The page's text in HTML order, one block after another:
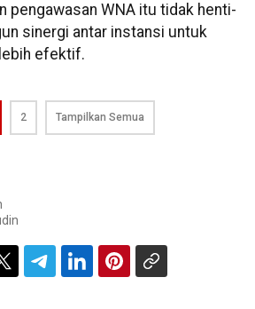
pengawasan WNA itu tidak henti-
sinergi antar instansi untuk
efektif.
2 Tampilkan Semua